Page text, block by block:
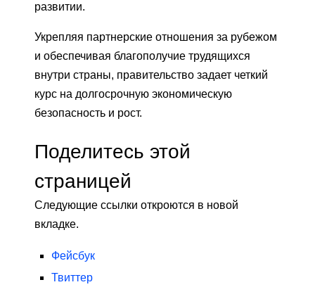
развитии.
Укрепляя партнерские отношения за рубежом
и обеспечивая благополучие трудящихся
внутри страны, правительство задает четкий
курс на долгосрочную экономическую
безопасность и рост.
Поделитесь этой
страницей
Следующие ссылки откроются в новой
вкладке.
Фейсбук
Твиттер